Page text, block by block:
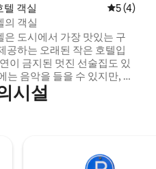
45개
텔 객실 평점 5점(5
5 (4)
의 객실
은 도시에서 가장 맛있는 구
공하는 오래된 작은 호텔입
이 금지된 멋진 선술집도 있
는 음악을 들을 수 있지만, 함
는 것보다 더 크게 들을 수는
에는 야외에서 페탕크를 즐
시설